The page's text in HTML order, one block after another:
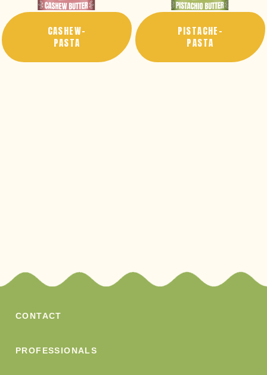
CASHEW-
PASTA
PISTACHE-
PASTA
CONTACT
PROFESSIONALS